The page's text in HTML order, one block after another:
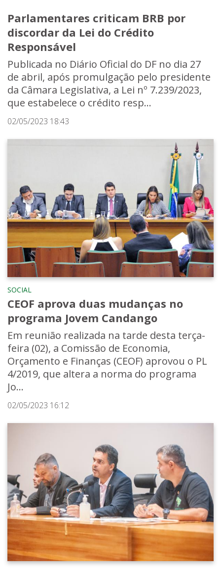
Parlamentares criticam BRB por
discordar da Lei do Crédito
Responsável
Publicada no Diário Oficial do DF no dia 27
de abril, após promulgação pelo presidente
da Câmara Legislativa, a Lei nº 7.239/2023,
que estabelece o crédito resp...
02/05/2023 18:43
SOCIAL
CEOF aprova duas mudanças no
programa Jovem Candango
Em reunião realizada na tarde desta terça-
feira (02), a Comissão de Economia,
Orçamento e Finanças (CEOF) aprovou o PL
4/2019, que altera a norma do programa
Jo...
02/05/2023 16:12